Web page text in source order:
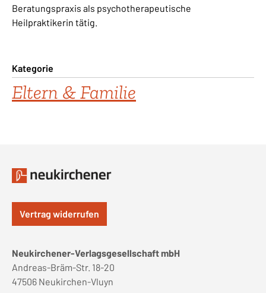
Beratungspraxis als psychotherapeutische
Heilpraktikerin tätig.
Kategorie
Eltern & Familie
Vertrag widerrufen
Neukirchener-Verlagsgesellschaft mbH
Andreas-Bräm-Str. 18-20
47506 Neukirchen-Vluyn